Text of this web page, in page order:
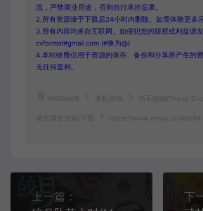
流，严禁商业用途，否则自行承担后果。
2.所有资源请于下载后24小时内删除。如需体验更多
3.所有内容均来自互联网。如侵犯您的版权或利益请发
cvformat#gmail.com (#换为@)
4.本站收费仅用于资源的保存、备份和分享所产生的
无任何盈利。
MMGAME 岛不能倒(These
https://www.mmyx.cc/
上一篇：
下